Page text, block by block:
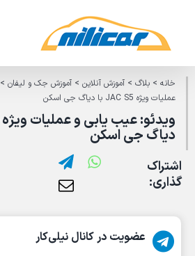
content
خانه> بلاگ> آموزش آنلاین> آموزش جک و لیفان>
عملیات ویژه JAC S5 با دیاگ جی اسکن
دیاگ جی اسکن
اشتراک
گذاری:
عضویت در کانال نیلی‌کار